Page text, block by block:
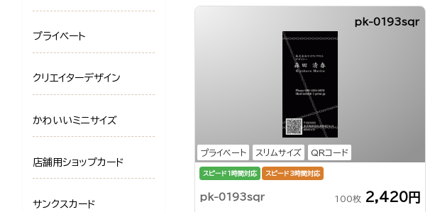
プライベート スリムサイズ QRコード
pk-0193sqr
スピード1時間対応 スピード3時間対応
pk-0193sqr 100枚 2,420円
プライベート
クリエイターデザイン
かわいいミニサイズ
店舗用ショップカード
サンクスカード